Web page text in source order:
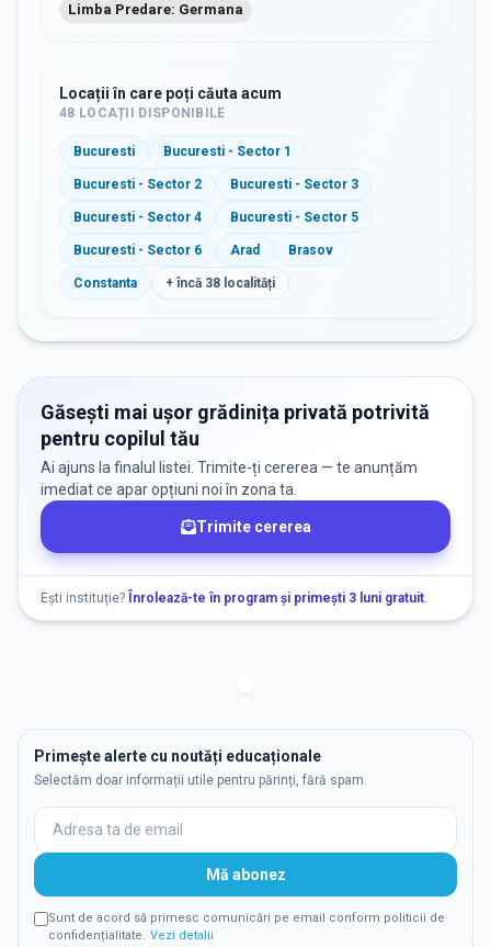
Limba Predare: Germana
Locații în care poți căuta acum
48 LOCAȚII DISPONIBILE
Bucuresti Bucuresti - Sector 1
Bucuresti - Sector 2 Bucuresti - Sector 3
Bucuresti - Sector 4 Bucuresti - Sector 5
Bucuresti - Sector 6 Arad Brasov
Constanta + încă 38 localități
Găsești mai ușor grădinița privată potrivită
pentru copilul tău
Ai ajuns la finalul listei. Trimite-ți cererea — te anunțăm
imediat ce apar opțiuni noi în zona ta.
Trimite cererea
Ești instituție? Înrolează-te în program și primești 3 luni gratuit.
Primește alerte cu noutăți educaționale
Selectăm doar informații utile pentru părinți, fără spam.
Mă abonez
Sunt de acord să primesc comunicări pe email conform politicii de
confidențialitate. Vezi detalii